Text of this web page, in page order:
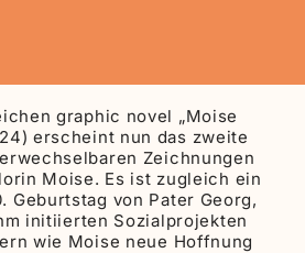
graphic novel „Moise
erscheint nun das zweite
Zeichnungen
Moise. Es ist zugleich ein
Geburtstag von Pater Georg,
initiierten Sozialprojekten
wie Moise neue Hoffnung